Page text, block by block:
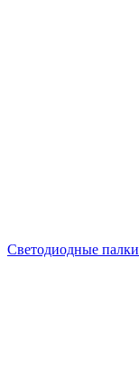
Светодиодные палки